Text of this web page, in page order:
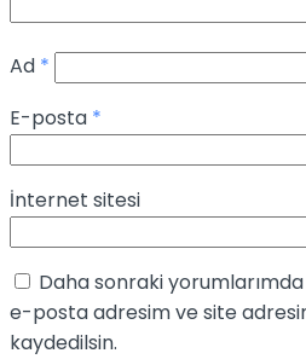
Ad *
E-posta *
İnternet sitesi
Daha sonraki yorumlarımda
e-posta adresim ve site
kaydedilsin.